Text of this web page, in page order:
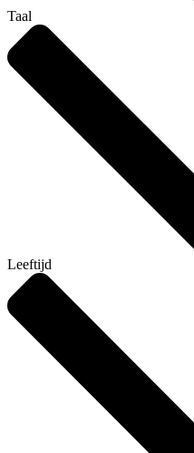
Taal
Leeftijd